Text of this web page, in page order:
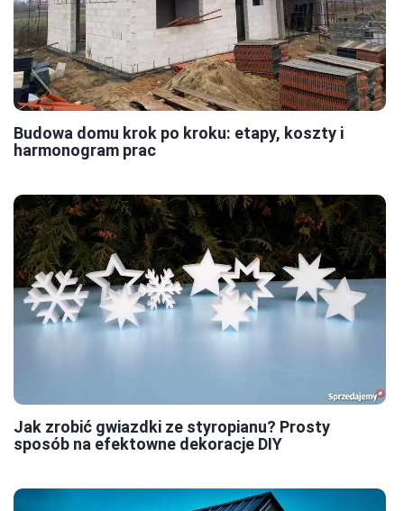
Budowa domu krok po kroku: etapy, koszty i
harmonogram prac
Jak zrobić gwiazdki ze styropianu? Prosty
sposób na efektowne dekoracje DIY